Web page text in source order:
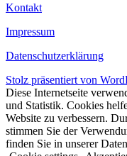
Kontakt
Impressum
Datenschutzerklärung
Stolz präsentiert von
Diese Internetseite
und Statistik. Cookies
Website zu verbessern.
stimmen Sie der
finden Sie in unserer